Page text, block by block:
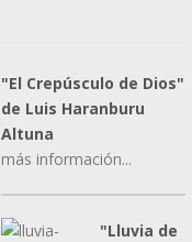
"El Crepúsculo de Dios"
de Luis Haranburu
Altuna
más información...
"Lluvia de